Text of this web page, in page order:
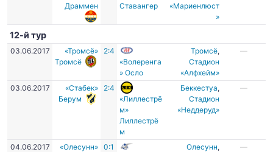
Драммен
Ставангер
«Мариенлюст
»
12-й тур
03.06.2017
«Тромсё»
Тромсё
2:4
«Волеренга
» Осло
Тромсё,
Стадион
«Алфхейм»
—
03.06.2017
«Стабек»
Берум
2:4
«Лиллестрё
м»
Лиллестрё
м
Беккестуа,
Стадион
«Неддеруд»
—
04.06.2017
«Олесунн» 0:1
Олесунн,
—